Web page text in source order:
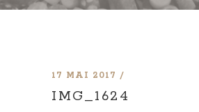
17 MAI 2017
IMG_1624